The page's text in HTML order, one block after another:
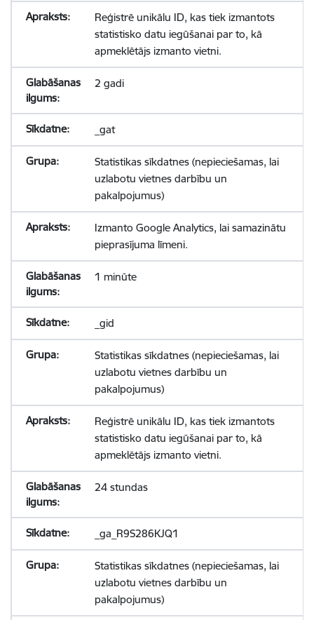
Reģistrē unikālu ID, kas tiek izmantots
statistisko datu iegūšanai par to, kā
apmeklētājs izmanto vietni.
2 gadi
_gat
Statistikas sīkdatnes (nepieciešamas, lai
uzlabotu vietnes darbību un
pakalpojumus)
Izmanto Google Analytics, lai samazinātu
pieprasījuma līmeni.
1 minūte
_gid
Statistikas sīkdatnes (nepieciešamas, lai
uzlabotu vietnes darbību un
pakalpojumus)
Reģistrē unikālu ID, kas tiek izmantots
statistisko datu iegūšanai par to, kā
apmeklētājs izmanto vietni.
24 stundas
_ga_R9S286KJQ1
Statistikas sīkdatnes (nepieciešamas, lai
uzlabotu vietnes darbību un
pakalpojumus)